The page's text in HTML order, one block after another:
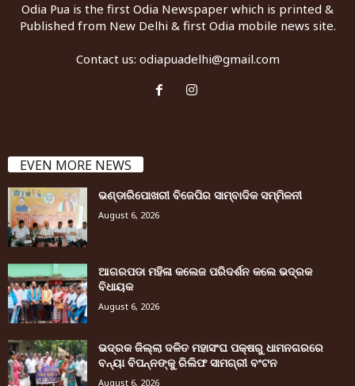
Odia Pua is the first Odia Newspaper which is printed &
Published from New Delhi & first Odia mobile news site.
Contact us: odiapuadelhi@gmail.com
EVEN MORE NEWS
ଭଣ୍ଡାରିପୋଖରୀ ବିଜେପିର ସାମ୍ବାଦିକ ସମ୍ମିଳନୀ
August 6, 2026
ଆଗରପଡା ମହିଳା କଲେଜ ପରିଦର୍ଶନ କଲେ ଭଦ୍ରକ
ବିଧାୟକ
August 6, 2026
ଭଦ୍ରକ ଜିଲ୍ଲା ଦଳିତ ମହାସଂଘ ପକ୍ଷରୁ ଧାମନଗରରେ
ବନ୍ୟା ବିପନ୍ନଙ୍କୁ ରିଲିଫ ସାମଗ୍ରୀ ବଂଟନ
August 6, 2026